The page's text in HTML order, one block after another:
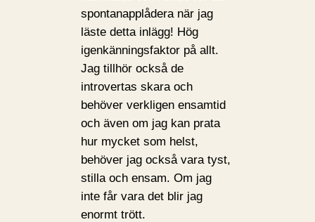
spontanapplådera när jag
läste detta inlägg! Hög
igenkänningsfaktor på allt.
Jag tillhör också de
introvertas skara och
behöver verkligen ensamtid
och även om jag kan prata
hur mycket som helst,
behöver jag också vara tyst,
stilla och ensam. Om jag
inte får vara det blir jag
enormt trött.